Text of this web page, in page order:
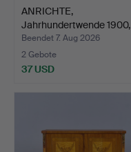
ANRICHTE,
Jahrhundertwende 1900,
Jugendsti…
Beendet 7. Aug 2026
2 Gebote
37 USD